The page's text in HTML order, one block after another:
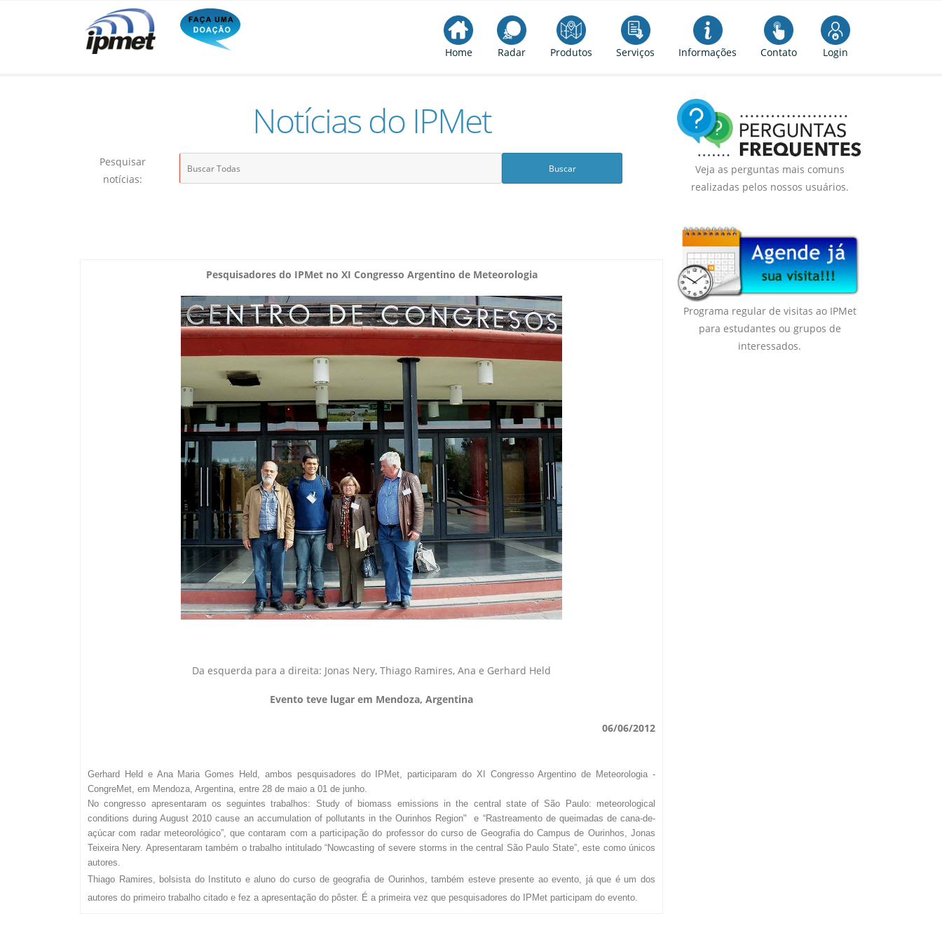
Home Radar Produtos Serviços Informações Contato Login
Notícias do IPMet
Pesquisar
notícias:
Pesquisadores do IPMet no XI Congresso Argentino de Meteorologia
Da esquerda para a direita: Jonas Nery, Thiago Ramires, Ana e Gerhard Held
Evento teve lugar em Mendoza, Argentina
06/06/2012
Gerhard Held e Ana Maria Gomes Held, ambos pesquisadores do IPMet, participaram do XI Congresso Argentino de Meteorologia -
CongreMet, em Mendoza, Argentina, entre 28 de maio a 01 de junho.
No congresso apresentaram os seguintes trabalhos: Study of biomass emissions in the central state of São Paulo: meteorological
conditions during August 2010 cause an accumulation of pollutants in the Ourinhos Region" e “Rastreamento de queimadas de cana-de-
açúcar com radar meteorológico”, que contaram com a participação do professor do curso de Geografia do Campus de Ourinhos, Jonas
Teixeira Nery. Apresentaram também o trabalho intitulado “Nowcasting of severe storms in the central São Paulo State”, este como únicos
autores.
Thiago Ramires, bolsista do Instituto e aluno do curso de geografia de Ourinhos, também esteve presente ao evento, já que é um dos
autores do primeiro trabalho citado e fez a apresentação do pôster. É a primeira vez que pesquisadores do IPMet participam do evento.
Veja as perguntas mais comuns
realizadas pelos nossos usuários.
Programa regular de visitas ao IPMet
para estudantes ou grupos de
interessados.